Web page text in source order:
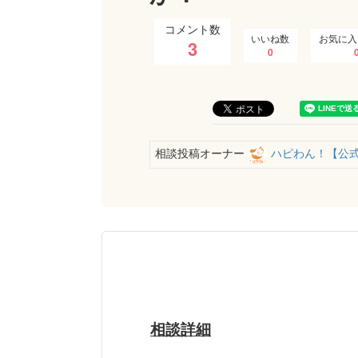
コメント数
3 いいね数
0
お気に
相談投稿オーナー ハピわん！【公式
相談詳細